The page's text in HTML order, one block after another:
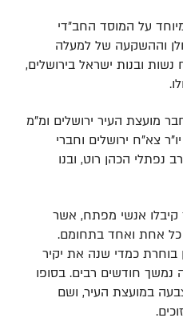
על המוסד החב"די
וההשקעה של למעלה
ובנות ישראל בירושלים,
מועצת העיר ירושלים ומ"מ
יו"ר צא"ח ירושלים וחברי
נפתלי הכהן רוט, ובנו
קיבלו אנשי מפתח, אשר
כל אחת ואחד בתחומם.
כמדי שנה את יקיר
חודשים רבים. בסופו
במועצת העיר, ושם